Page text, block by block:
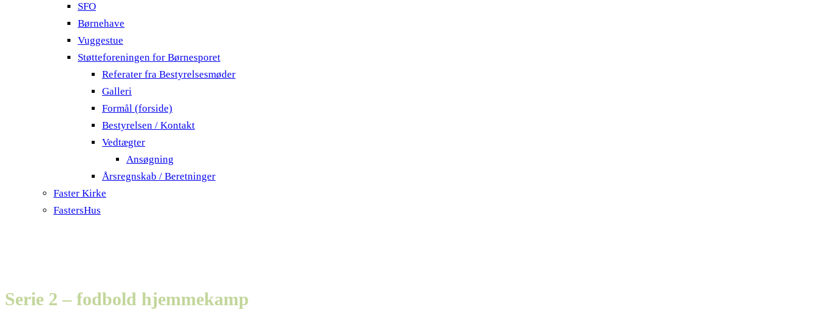
SFO
Børnehave
Vuggestue
Støtteforeningen for Børnesporet
Referater fra Bestyrelsesmøder
Galleri
Formål (forside)
Bestyrelsen / Kontakt
Vedtægter
Ansøgning
Årsregnskab / Beretninger
Faster Kirke
FastersHus
Serie 2 – fodbold hjemmekamp